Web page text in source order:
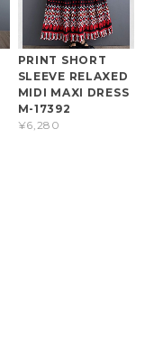
PRINT SHORT
SLEEVE RELAXED
MIDI MAXI DRESS
M-17392
¥6,280